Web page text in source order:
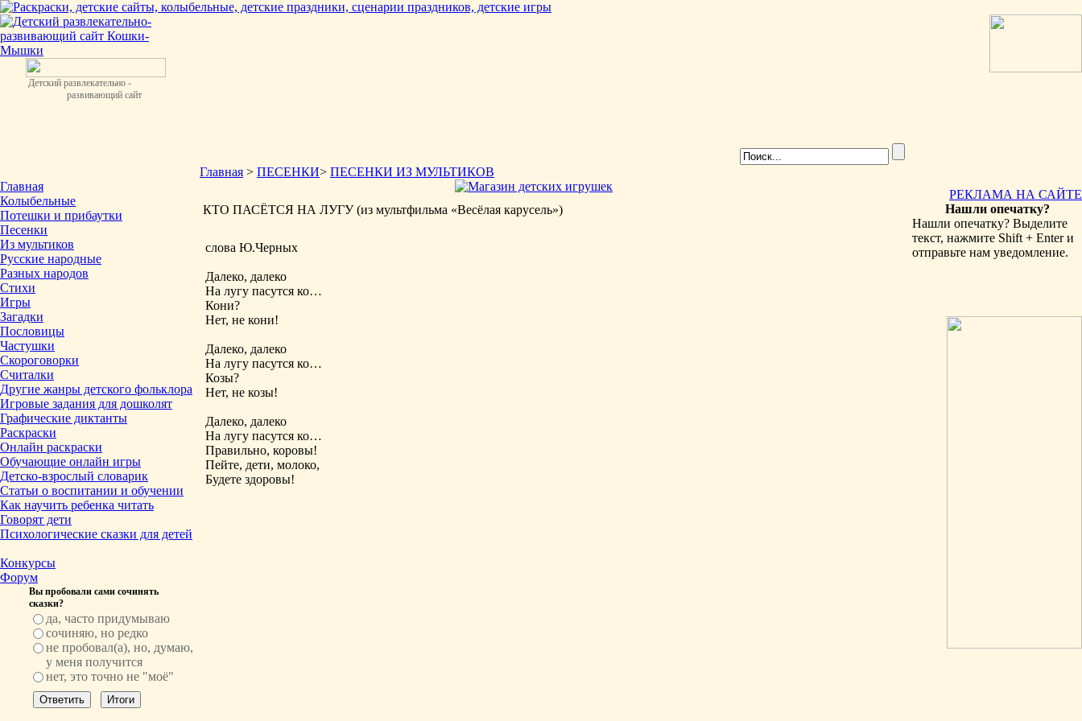
Детский развлекательно -
развивающий сайт
Главная
Колыбельные
Потешки и прибаутки
Песенки
Из мультиков
Русские народные
Разных народов
Стихи
Игры
Загадки
Пословицы
Частушки
Скороговорки
Считалки
Другие жанры детского фольклора
Игровые задания для дошколят
Графические диктанты
Раскраски
Онлайн раскраски
Обучающие онлайн игры
Детско-взрослый словарик
Статьи о воспитании и обучении
Как научить ребенка читать
Говорят дети
Психологические сказки для детей
Конкурсы
Форум
Вы пробовали сами сочинять
сказки?
да, часто придумываю
сочиняю, но редко
не пробовал(а), но, думаю,
у меня получится
нет, это точно не "моё"
Главная > ПЕСЕНКИ> ПЕСЕНКИ ИЗ МУЛЬТИКОВ
КТО ПАСЁТСЯ НА ЛУГУ (из мультфильма «Весёлая карусель»)
слова Ю.Черных
Далеко, далеко
На лугу пасутся ко…
Кони?
Нет, не кони!
Далеко, далеко
На лугу пасутся ко…
Козы?
Нет, не козы!
Далеко, далеко
На лугу пасутся ко…
Правильно, коровы!
Пейте, дети, молоко,
Будете здоровы!
РЕКЛАМА НА САЙТЕ
Нашли опечатку?
Нашли опечатку? Выделите
текст, нажмите Shift + Enter и
отправьте нам уведомление.